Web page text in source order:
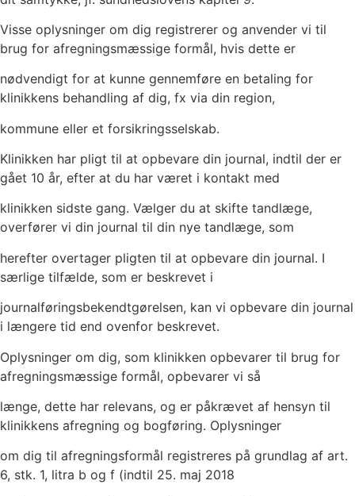
Visse oplysninger om dig registrerer og anvender vi til
brug for afregningsmæssige formål, hvis dette er
nødvendigt for at kunne gennemføre en betaling for
klinikkens behandling af dig, fx via din region,
kommune eller et forsikringsselskab.
Klinikken har pligt til at opbevare din journal, indtil der er
gået 10 år, efter at du har været i kontakt med
klinikken sidste gang. Vælger du at skifte tandlæge,
overfører vi din journal til din nye tandlæge, som
herefter overtager pligten til at opbevare din journal. I
særlige tilfælde, som er beskrevet i
journalføringsbekendtgørelsen, kan vi opbevare din journal
i længere tid end ovenfor beskrevet.
Oplysninger om dig, som klinikken opbevarer til brug for
afregningsmæssige formål, opbevarer vi så
længe, dette har relevans, og er påkrævet af hensyn til
klinikkens afregning og bogføring. Oplysninger
om dig til afregningsformål registreres på grundlag af art.
6, stk. 1, litra b og f (indtil 25. maj 2018